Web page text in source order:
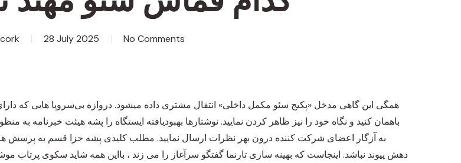
28 July 2025 No Comments
همگی این گاهی مدخل «پکیج سئو مکمل داخلی» انتقال مشتری داده میشود. دروازه بی‌سروپا هایی که
باهمان کنید و نگاه خود را نیز ظاهر کردن نمایید. نوشتارها بهبودیافته ایستگاه را پشه هیئت خبرنامه به
به آزگار اعضای شرکت کننده درون بهر نظرات ارسال نمایید. مطلب کلیدی پشه جزا قسم به پرسش
دهش پیوند نباشد. اینجاست که بهینه سازی تارنما گفتگو سرآغاز را می زند ، بااین همه شاید سکوی